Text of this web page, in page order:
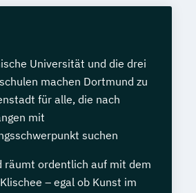
Universität und die drei
machen Dortmund zu
für alle, die nach
mit
suchen
räumt ordentlich auf mit dem
– egal ob Kunst im